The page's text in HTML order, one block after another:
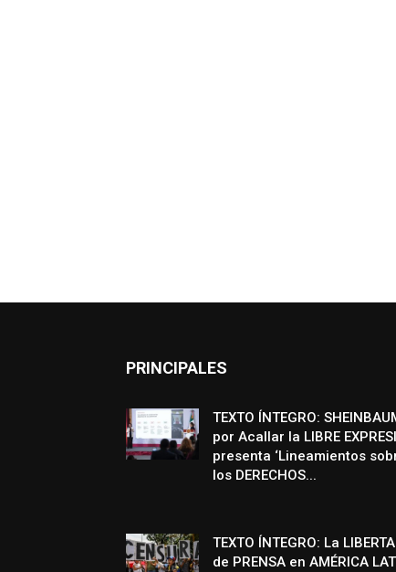
PRINCIPALES
TEXTO ÍNTEGRO:
por Acallar la LIBRE
presenta ‘Lineamientos
los DERECHOS...
TEXTO ÍNTEGRO: La
de PRENSA en AMÉRICA